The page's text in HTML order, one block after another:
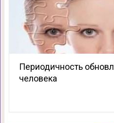
Периодичность
человека